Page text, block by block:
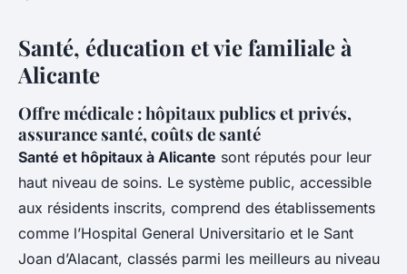
Santé, éducation et vie familiale à
Alicante
Offre médicale : hôpitaux publics et privés,
assurance santé, coûts de santé
Santé et hôpitaux à Alicante sont réputés pour leur
haut niveau de soins. Le système public, accessible
aux résidents inscrits, comprend des établissements
comme l’Hospital General Universitario et le Sant
Joan d’Alacant, classés parmi les meilleurs au niveau